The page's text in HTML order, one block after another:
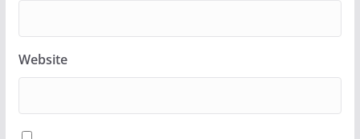
Website